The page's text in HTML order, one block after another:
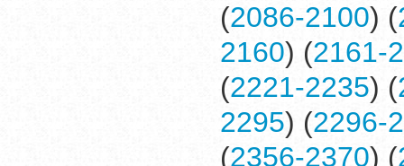
(2086-2100) (
2160) (2161-
(2221-2235) (
2295) (2296-
(2356-2370) (